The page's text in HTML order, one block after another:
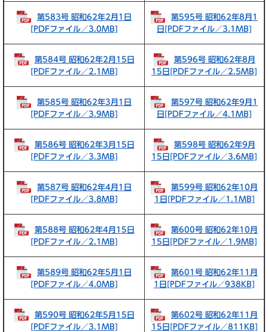
第583号 昭和62年2月1日
[PDFファイル／3.0MB]
第595号 昭和62年8月1
日[PDFファイル／3.1MB]
第584号 昭和62年2月15日
[PDFファイル／2.1MB]
第596号 昭和62年8月
15日[PDFファイル／2.5MB]
第585号 昭和62年3月1日
[PDFファイル／3.9MB]
第597号 昭和62年9月1
日[PDFファイル／4.1MB]
第586号 昭和62年3月15日
[PDFファイル／3.3MB]
第598号 昭和62年9月
15日[PDFファイル／3.6MB]
第587号 昭和62年4月1日
[PDFファイル／3.8MB]
第599号 昭和62年10月
1日[PDFファイル／1.1MB]
第588号 昭和62年4月15日
[PDFファイル／2.1MB]
第600号 昭和62年10月
15日[PDFファイル／1.9MB]
第589号 昭和62年5月1日
[PDFファイル／4.0MB]
第601号 昭和62年11月
1日[PDFファイル／938KB]
第590号 昭和62年5月15日
[PDFファイル／3.1MB]
第602号 昭和62年11月
15日[PDFファイル／811KB]